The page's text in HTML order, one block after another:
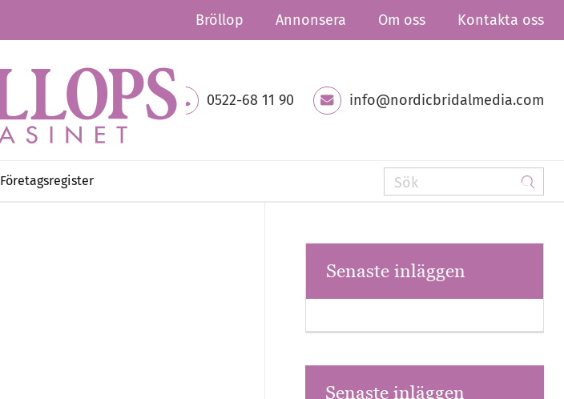
Bröllop Annonsera Om oss Kontakta oss
0522-68 11 90 info@nordicbridalmedia.com
Företagsregister
Senaste inläggen
Senaste inläggen